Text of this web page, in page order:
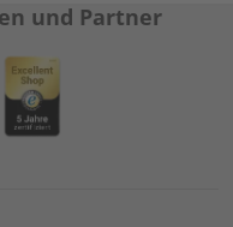
und Partner